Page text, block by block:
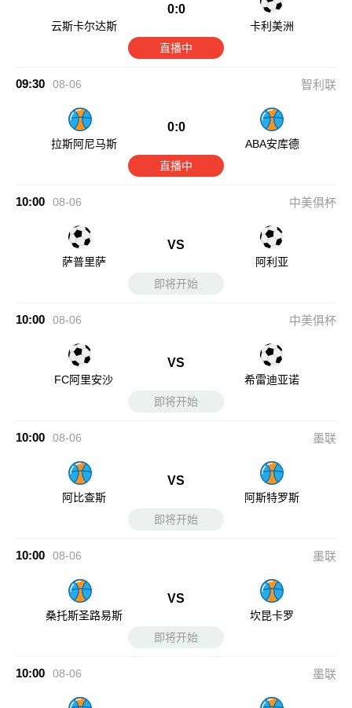
云斯卡尔达斯
0:0
卡利美洲
直播中
09:30 08-06 智利联
拉斯阿尼马斯
0:0
ABA安库德
直播中
10:00 08-06 中美俱杯
萨普里萨
VS
阿利亚
即将开始
10:00 08-06 中美俱杯
FC阿里安沙
VS
希雷迪亚诺
即将开始
10:00 08-06 墨联
阿比查斯
VS
阿斯特罗斯
即将开始
10:00 08-06 墨联
桑托斯圣路易斯
VS
坎昆卡罗
即将开始
10:00 08-06 墨联